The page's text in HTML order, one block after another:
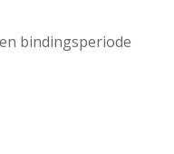
bindingsperiode